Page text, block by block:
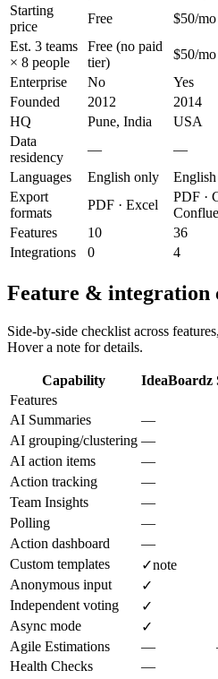
Starting
price
Free
$50/mo
Est. 3 teams
× 8 people
Free (no paid
tier)
$50/mo
Enterprise
No
Yes
Founded
2012
2014
HQ
Pune, India
USA
Data
residency
—
—
Languages
English only
Export
formats
PDF · Excel
PDF ·
Features
10
36
Integrations
0 4
Feature & integration
Side-by-side checklist across
Hover a note for details.
Capability IdeaBoardz
Features
AI Summaries
—
AI grouping/clustering —
AI action items
—
Action tracking
—
Team Insights
—
Polling
—
Action dashboard
—
Custom templates
✓note
Anonymous input
✓
Independent voting
✓
Async mode
✓
Agile Estimations
—
Health Checks
—